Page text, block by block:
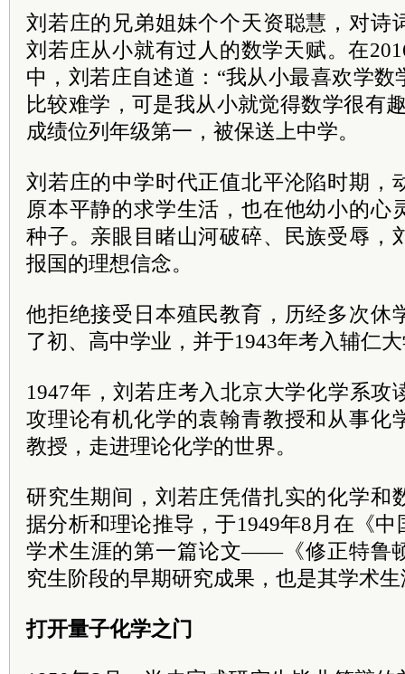
刘若庄的兄弟姐妹个个天资聪慧，对诗
刘若庄从小就有过人的数学天赋。在
中，刘若庄自述道：“我从小最喜欢学
比较难学，可是我从小就觉得数学很有
成绩位列年级第一，被保送上中学。
刘若庄的中学时代正值北平沦陷时期，
原本平静的求学生活，也在他幼小的心
种子。亲眼目睹山河破碎、民族受辱，
报国的理想信念。
他拒绝接受日本殖民教育，历经多次休
了初、高中学业，并于1943年考入辅仁
1947年，刘若庄考入北京大学化学系攻
攻理论有机化学的袁翰青教授和从事化
教授，走进理论化学的世界。
研究生期间，刘若庄凭借扎实的化学和
据分析和理论推导，于1949年8月在《
学术生涯的第一篇论文——《修正特鲁
究生阶段的早期研究成果，也是其学术
打开量子化学之门